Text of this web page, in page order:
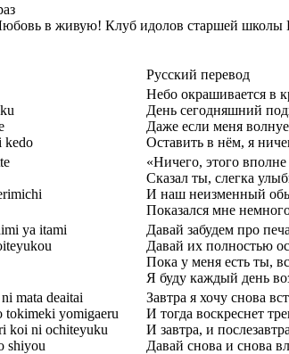
в живую! Клуб идолов старшей школы
Русский перевод
kedo
Небо окрашивается в
День сегодняшний
Даже если меня
Оставить в нём, я
«Ничего, этого
Сказал ты, слегка
И наш неизменный
Показался мне
ya itami
Давай забудем про
Давай их полностью
Пока у меня есть ты,
Я буду каждый день
mata deaitai
tokimeki yomigaeru
koi ni ochiteyuku
shiyou
Завтра я хочу снова
И тогда воскреснет
И завтра, и
Давай снова и снова